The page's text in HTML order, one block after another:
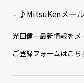
– ♪MitsuKenメー
光田健一最新情報を
ご登録フォームはこち